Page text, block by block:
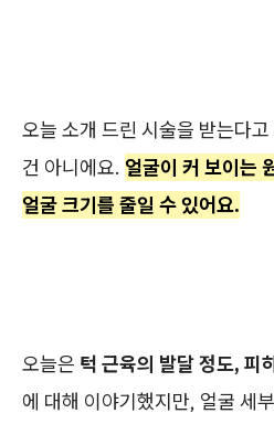
오늘 소개 드린 시술을 받는다
건 아니에요. 얼굴이 커 보이는
얼굴 크기를 줄일 수 있어요.
오늘은 턱 근육의 발달 정도, 피
에 대해 이야기했지만, 얼굴 세